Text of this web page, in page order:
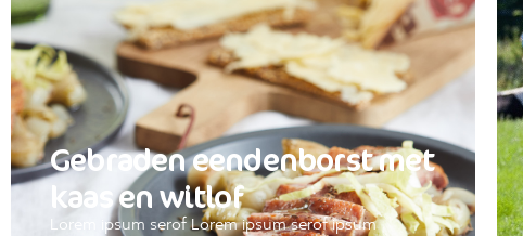
Gebraden eendenborst met
kaas en witlof
Lorem ipsum serof Lorem ipsum serof ipsum